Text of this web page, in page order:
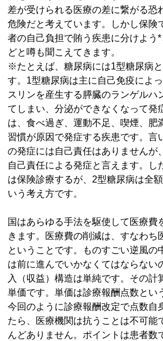
差が受けられる医療の差に繋がる恐
危険だと考えています。しかし保険
者の自己負担で賄う疾患に分けよう
どと噂も聞こえてきます。
※たとえば、糖尿病には1型糖尿病
す。1型糖尿病は主に自己免疫によ
スリンを産生する膵臓のランゲルハ
てしまい、分泌ができなくなって発
は、食べ過ぎ、運動不足、喫煙、肥
習慣が原因で発症する疾患です。言
の発症には自己責任はありませんが
自己責任による発症と言えます。し
は保険診療するが、2型糖尿病は全
いう考え方です。
国はあらゆる手法を駆使して医療費
きます。医療費の削減は、すなわち
ということです。ものすごい逆風の
は前に進んでいかなくてはならない
入（収益）構造は単純です。その計
単価です。単価は診療報酬点数とい
今回のように診療報酬改定で点数自
たら、医療機関は抗うことは不可能
んどありません。ポイントは患者数